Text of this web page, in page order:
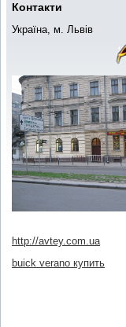
Контакти
Україна, м. Львів
http://avtey.com.ua
buick verano купить